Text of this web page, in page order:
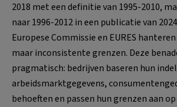
2018 met een definitie van 1995-2010,
naar 1996-2012 in een publicatie van
Europese Commissie en EURES
maar inconsistente grenzen. Deze
pragmatisch: bedrijven baseren hun
arbeidsmarktgegevens,
behoeften en passen hun grenzen aan op